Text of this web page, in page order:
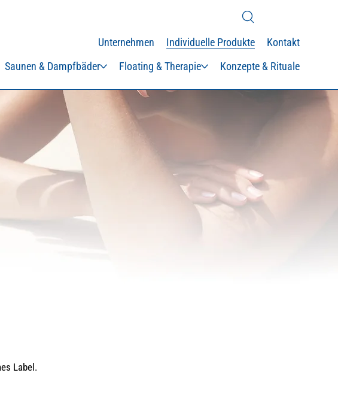
Unternehmen Individuelle Produkte
Kontakt
Saunen & Dampfbäder Floating & Therapie Konzepte & Rituale
Label.